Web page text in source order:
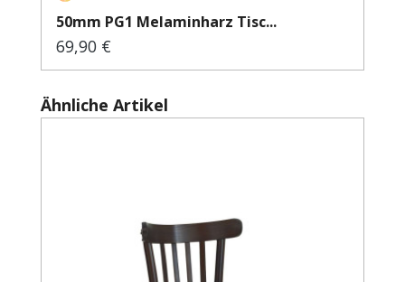
50mm PG1 Melaminharz Tisc...
Regulärer Preis:
69,90 €
Produktgalerie überspringen
Ähnliche Artikel